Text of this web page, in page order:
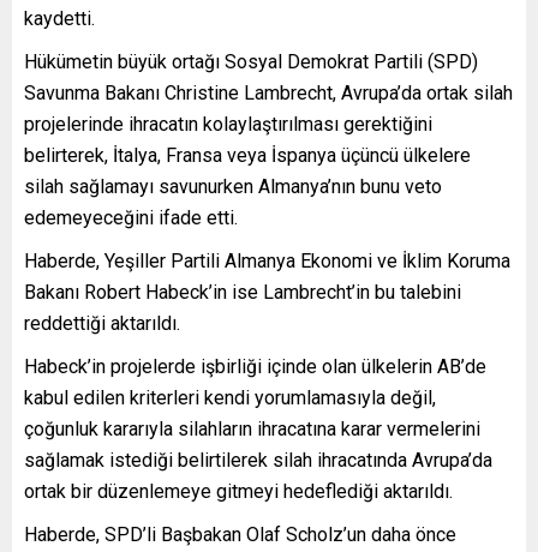
kaydetti.
Hükümetin büyük ortağı Sosyal Demokrat Partili (SPD)
Savunma Bakanı Christine Lambrecht, Avrupa’da ortak silah
projelerinde ihracatın kolaylaştırılması gerektiğini
belirterek, İtalya, Fransa veya İspanya üçüncü ülkelere
silah sağlamayı savunurken Almanya’nın bunu veto
edemeyeceğini ifade etti.
Haberde, Yeşiller Partili Almanya Ekonomi ve İklim Koruma
Bakanı Robert Habeck’in ise Lambrecht’in bu talebini
reddettiği aktarıldı.
Habeck’in projelerde işbirliği içinde olan ülkelerin AB’de
kabul edilen kriterleri kendi yorumlamasıyla değil,
çoğunluk kararıyla silahların ihracatına karar vermelerini
sağlamak istediği belirtilerek silah ihracatında Avrupa’da
ortak bir düzenlemeye gitmeyi hedeflediği aktarıldı.
Haberde, SPD’li Başbakan Olaf Scholz’un daha önce